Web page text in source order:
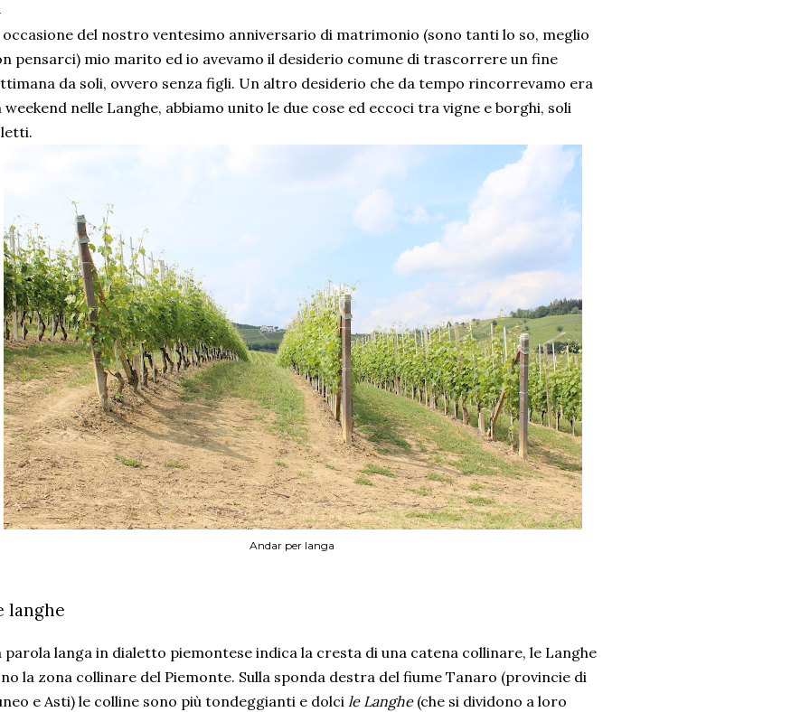
occasione del nostro ventesimo anniversario di matrimonio (sono tanti lo so, meglio
pensarci) mio marito ed io avevamo il desiderio comune di trascorrere un fine
da soli, ovvero senza figli. Un altro desiderio che da tempo rincorrevamo era
weekend nelle Langhe, abbiamo unito le due cose ed eccoci tra vigne e borghi, soli
Andar per langa
langhe
parola langa in dialetto piemontese indica la cresta di una catena collinare, le Langhe
la zona collinare del Piemonte. Sulla sponda destra del fiume Tanaro (provincie di
e Asti) le colline sono più tondeggianti e dolci le Langhe(che si dividono a loro